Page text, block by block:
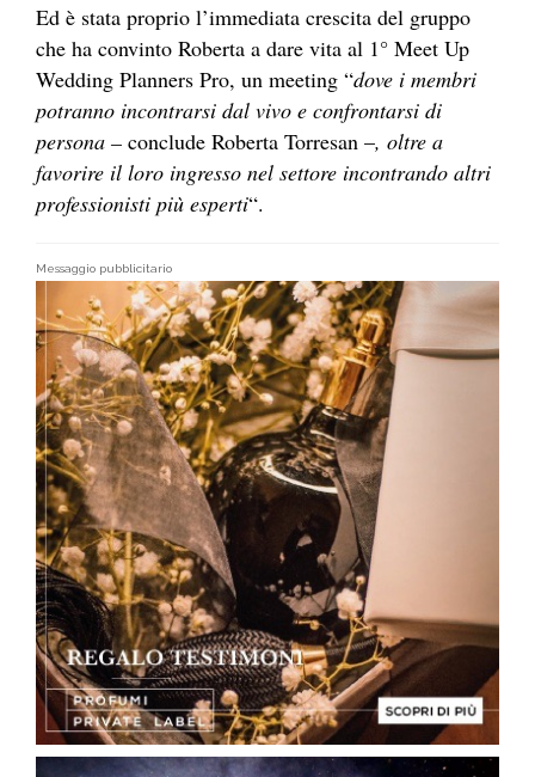
Ed è stata proprio l’immediata crescita del gruppo
che ha convinto Roberta a dare vita al 1° Meet Up
Wedding Planners Pro, un meeting “dove i membri
potranno incontrarsi dal vivo e confrontarsi di
persona – conclude Roberta Torresan –, oltre a
favorire il loro ingresso nel settore incontrando altri
professionisti più esperti“.
Messaggio pubblicitario